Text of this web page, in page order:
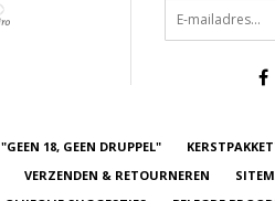
"GEEN 18, GEEN DRUPPEL"
VERZENDEN & RETOURNEREN